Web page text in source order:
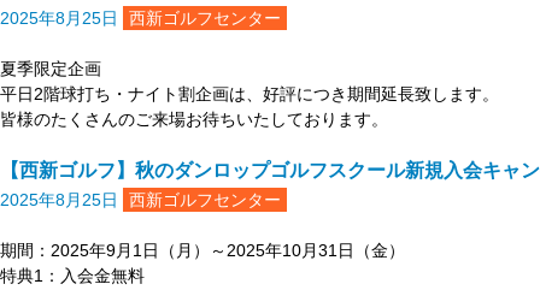
2025年8月25日 西新ゴルフセンター
夏季限定企画
平日2階球打ち・ナイト割企画は、好評につき期間延長致します。
皆様のたくさんのご来場お待ちいたしております。
【西新ゴルフ】秋のダンロップゴルフスクール新規入会キャ
2025年8月25日 西新ゴルフセンター
期間：2025年9月1日（月）～2025年10月31日（金）
特典1：入会金無料